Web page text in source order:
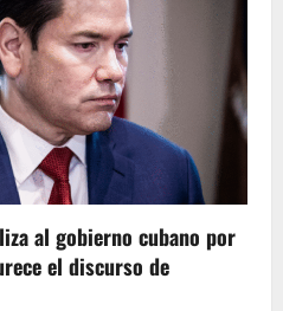
al gobierno cubano por
el discurso de